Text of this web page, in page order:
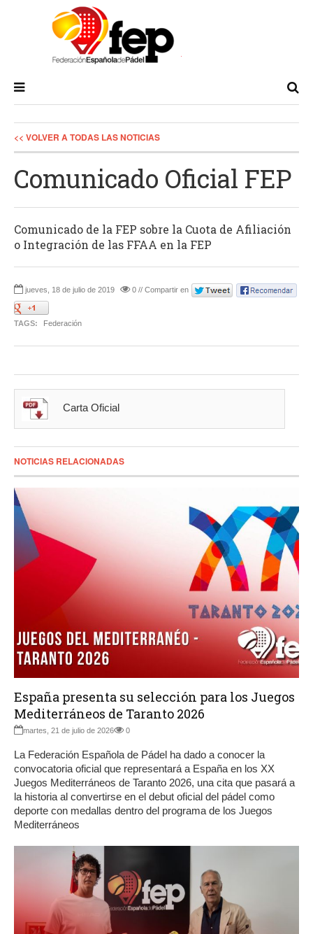
<< VOLVER A TODAS LAS NOTICIAS
Comunicado Oficial FEP
Comunicado de la FEP sobre la Cuota de Afiliación
o Integración de las FFAA en la FEP
jueves, 18 de julio de 2019 0 // Compartir en
TAGS: Federación
Carta Oficial
NOTICIAS RELACIONADAS
España presenta su selección para los Juegos
Mediterráneos de Taranto 2026
martes, 21 de julio de 2026 0
La Federación Española de Pádel ha dado a conocer la
convocatoria oficial que representará a España en los XX
Juegos Mediterráneos de Taranto 2026, una cita que pasará a
la historia al convertirse en el debut oficial del pádel como
deporte con medallas dentro del programa de los Juegos
Mediterráneos